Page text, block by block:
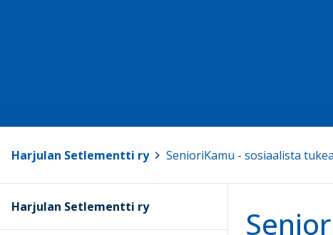
Harjulan Setlementti ry SenioriKamu - sosiaalista
Harjulan Setlementti ry